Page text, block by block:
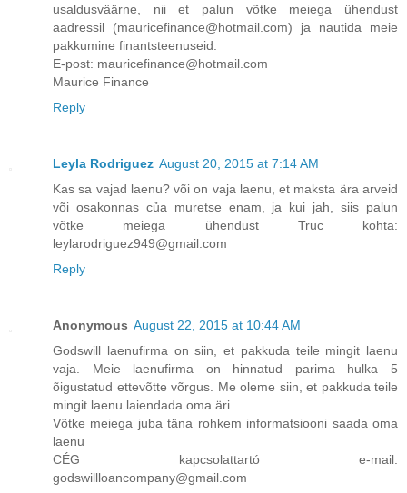
usaldusväärne, nii et palun võtke meiega ühendust
aadressil (mauricefinance@hotmail.com) ja nautida meie
pakkumine finantsteenuseid.
E-post: mauricefinance@hotmail.com
Maurice Finance
Reply
Leyla Rodriguez August 20, 2015 at 7:14 AM
Kas sa vajad laenu? või on vaja laenu, et maksta ära arveid
või osakonnas của muretse enam, ja kui jah, siis palun
võtke meiega ühendust Truc kohta:
leylarodriguez949@gmail.com
Reply
Anonymous August 22, 2015 at 10:44 AM
Godswill laenufirma on siin, et pakkuda teile mingit laenu
vaja. Meie laenufirma on hinnatud parima hulka 5
õigustatud ettevõtte võrgus. Me oleme siin, et pakkuda teile
mingit laenu laiendada oma äri.
Võtke meiega juba täna rohkem informatsiooni saada oma
laenu
CÉG kapcsolattartó e-mail:
godswillloancompany@gmail.com